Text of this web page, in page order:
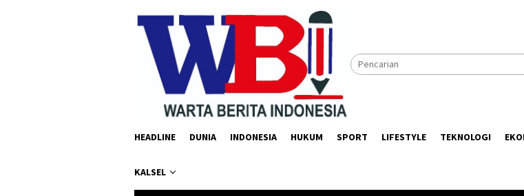
HEADLINE DUNIA INDONESIA HUKUM SPORT LIFESTYLE TEKNOLOGI
KALSEL